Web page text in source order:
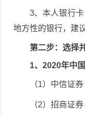
3、本人银行
地方性的银行，建
第二步：选择
1、2020年中
（1）中信证
（2）招商证